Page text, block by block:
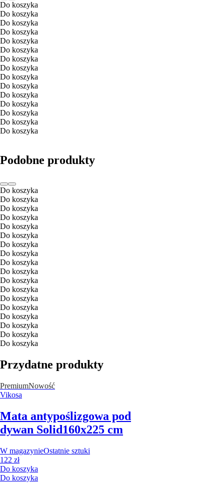
Do koszyka
Do koszyka
Do koszyka
Do koszyka
Do koszyka
Do koszyka
Do koszyka
Do koszyka
Do koszyka
Do koszyka
Do koszyka
Do koszyka
Do koszyka
Do koszyka
Do koszyka
Podobne produkty
Do koszyka
Do koszyka
Do koszyka
Do koszyka
Do koszyka
Do koszyka
Do koszyka
Do koszyka
Do koszyka
Do koszyka
Do koszyka
Do koszyka
Do koszyka
Do koszyka
Do koszyka
Do koszyka
Do koszyka
Do koszyka
Przydatne produkty
PremiumNowość
Vikosa
Mata antypoślizgowa pod
dywan Solid160x225 cm
W magazynieOstatnie sztuki
122 zł
Do koszyka
Do koszyka